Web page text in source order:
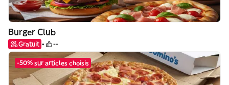
Burger Club
Gratuit --
-50% sur articles choisis